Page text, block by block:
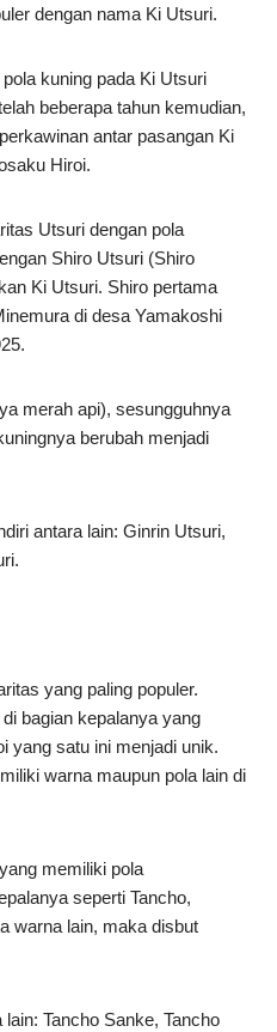
dengan nama Ki Utsuri.
kuning pada Ki Utsuri
beberapa tahun kemudian,
antar pasangan Ki
Hiroi.
Utsuri dengan pola
Shiro Utsuri (Shiro
Ki Utsuri. Shiro pertama
di desa Yamakoshi
merah api), sesungguhnya
berubah menjadi
antara lain: Ginrin Utsuri,
yang paling populer.
bagian kepalanya yang
yang satu ini menjadi unik.
warna maupun pola lain di
memiliki pola
seperti Tancho,
warna lain, maka disbut
Tancho Sanke, Tancho